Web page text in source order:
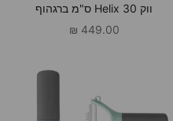
ווק Helix 30 ס"מ ברגהוף
מחיר מבצע
449.00 ₪